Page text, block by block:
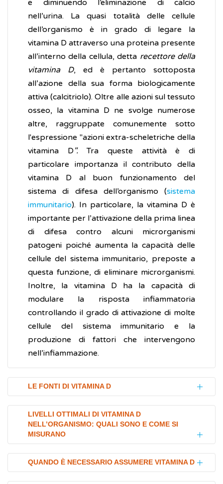
e diminuendo l’eliminazione di calcio
nell’urina. La quasi totalità delle cellule
dell’organismo è in grado di legare la
vitamina D attraverso una proteina presente
all’interno della cellula, detta recettore della
vitamina D, ed è pertanto sottoposta
all’azione della sua forma biologicamente
attiva (calcitriolo). Oltre alle azioni sul tessuto
osseo, la vitamina D ne svolge numerose
altre, raggruppate comunemente sotto
l'espressione "azioni extra-scheletriche della
vitamina D".Tra queste attività è di
particolare importanza il contributo della
vitamina D al buon funzionamento del
sistema di difesa dell’organismo (sistema
immunitario). In particolare, la vitamina D è
importante per l’attivazione della prima linea
di difesa contro alcuni microrganismi
patogeni poiché aumenta la capacità delle
cellule del sistema immunitario, preposte a
questa funzione, di eliminare microrganismi.
Inoltre, la vitamina D ha la capacità di
modulare la risposta infiammatoria
controllando il grado di attivazione di molte
cellule del sistema immunitario e la
produzione di fattori che intervengono
nell’infiammazione.
LE FONTI DI VITAMINA D
Si calcola che solo il 10-20% della vitamina D
provenga dalla dieta ed il restante 89-90%
dalla sintesi nella pelle dopo l'esposizione al
sole.
LIVELLI OTTIMALI DI VITAMINA D
NELL’ORGANISMO: QUALI SONO E COME SI
MISURANO
Lo stato della vitamina D si valuta misurando
i livelli del suo principale metabolita
QUANDO È NECESSARIO ASSUMERE VITAMINA D